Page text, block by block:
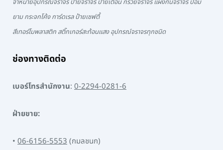
ยาม กระจกโค้ง การ์ดเรล ป้ายเซฟตี้
สีเทอร์โมพลาสติก สติ๊กเกอร์สะท้อนแสง อุปกรณ์จราจรทุกชนิด
ช่องทางติดต่อ
เบอร์โทรสำนักงาน: 0-2294-0281-6
ฝ่ายขาย:
• 06-6156-5553(กมลชนก)